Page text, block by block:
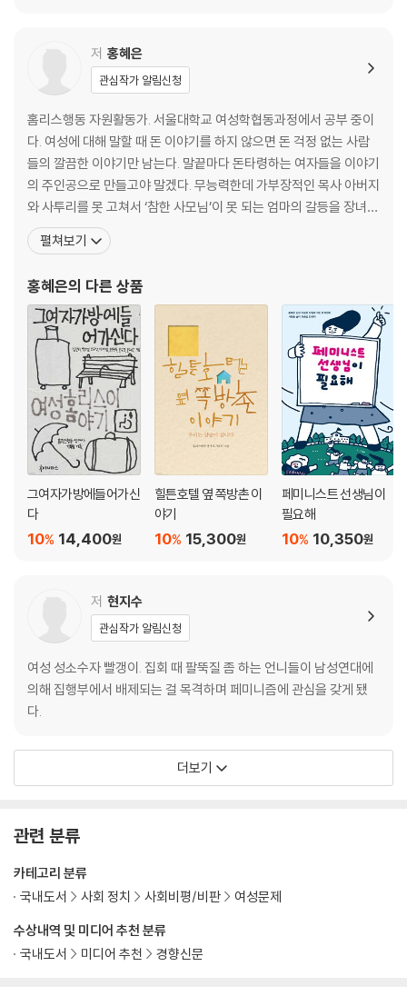
불법과 합법, 법은 누구를 보호하나(현지수)
2. “납치당한 거면 모를까...”
자발과 비자발, 순수한 피해자를 ‘따지는’ 사회에 묻기(이은솔)
3. “돈을 쉽게 번다”, “UFC 선수가 옥타곤에서 맞으면 아프다고 징징거리
냐?”
게임은 누가 정한 ‘룰’대로인가(에이미 황)
4. “징징거린다”, “다들 힘든데 너만 힘드냐?”
노동자 계급의 분열(이서영)
5. “몸이나 파는 주제에”, “더럽다”
'순결'과 '더러움'에 대하여(갱)
당신이 나를 부를 때(하민지)
저 홍혜은
관심작가 알림신청
홈리스행동 자원활동가. 서울대학교 여성학협동과정에서 공부 중이
다. 여성에 대해 말할 때 돈 이야기를 하지 않으면 돈 걱정 없는 사람
들의 깔끔한 이야기만 남는다. 말끝마다 돈타령하는 여자들을 이야기
의 주인공으로 만들고야 말겠다. 무능력한데 가부장적인 목사 아버지
와 사투리를 못 고쳐서 ‘참한 사모님’이 못 되는 엄마의 갈등을 장녀로
서 오롯이 겪다가 일찍 독립했다. 각기 망한 삶을 적은 서사들에 동질
감과 재미를 느껴 문학을 전공했으나 아버지의 언어로 읽고 쓰는 일
집구석 다신 안 온다”라고 선언 후 사 년간 집
펼쳐보기
홍혜은의 다른 상품
그여자가방에들어가신
다
14,400원
10%
힐튼호텔 옆 쪽방촌 이
야기
15,300원
10%
페미니스트 선생님이
필요해
10,350원
10%
저 현지수
관심작가 알림신청
여성 성소수자 빨갱이. 집회 때 팔뚝질 좀 하는 언니들이 남성연대에
의해 집행부에서 배제되는 걸 목격하며 페미니즘에 관심을 갖게 됐
다.
더보기
관련 분류
수상내역 및 미디어 추천 분류
국내도서
미디어 추천 경향신문
카테고리 분류
국내도서
사회 정치 사회비평/비판 여성문제